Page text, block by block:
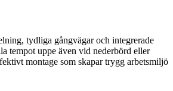
tydliga gångvägar och integrerade
tempot uppe även vid nederbörd eller
montage som skapar trygg arbetsmiljö